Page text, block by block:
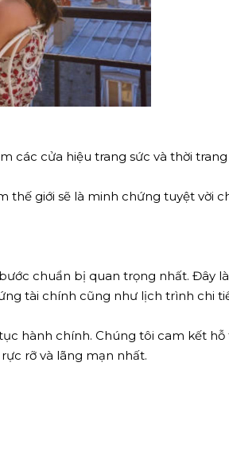
các cửa hiệu trang sức và thời
thế giới sẽ là minh chứng tuyệt vời
chuẩn bị quan trọng nhất. Đây
tài chính cũng như lịch trình chi
hành chính. Chúng tôi cam kết
rỡ và lãng mạn nhất.